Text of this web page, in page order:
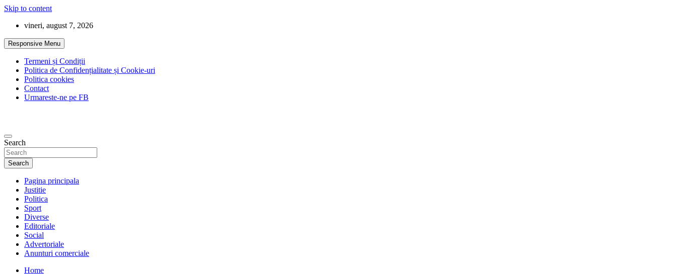
Skip to content
vineri, august 7, 2026
Responsive Menu
Termeni și Condiții
Politica de Confidențialitate și Cookie-uri
Politica cookies
Contact
Urmareste-ne pe FB
Search
Search
Pagina principala
Justitie
Politica
Sport
Diverse
Editoriale
Social
Advertoriale
Anunturi comerciale
Home